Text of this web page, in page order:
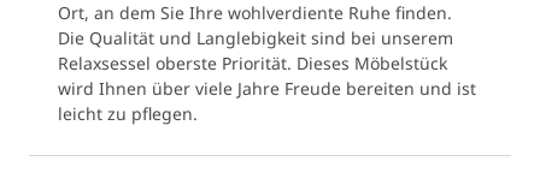
Ort, an dem Sie Ihre wohlverdiente Ruhe finden.
Die Qualität und Langlebigkeit sind bei unserem
Relaxsessel oberste Priorität. Dieses Möbelstück
wird Ihnen über viele Jahre Freude bereiten und ist
leicht zu pflegen.